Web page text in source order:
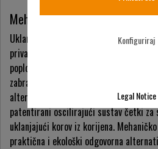
Mehanička kontrola korova –
Uklanjanje korova je važan zadatak za
privatne vlasnike kuća. Korov nikne uz
popločanih površina. Međutim,
zabranjeni u nekim područjima. AS-
alternativu za kontrolu neželjenog
patentirani oscilirajući sustav četki
uklanjajući korov iz korijena.
praktična i ekološki odgovorna
Konfiguriraj
Legal Notice